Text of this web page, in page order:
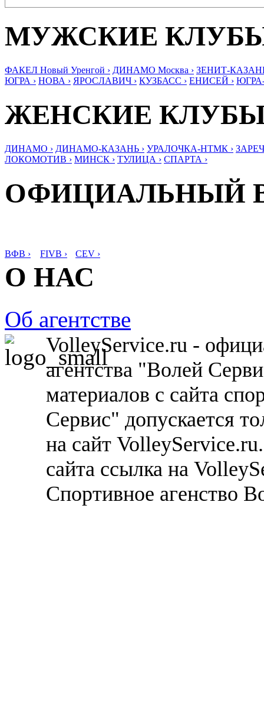
МУЖСКИЕ
ФАКЕЛ Новый Уренгой › ДИНАМО Москва › ЗЕНИТ-
ЮГРА › НОВА › ЯРОСЛАВИЧ › КУЗБАСС › ЕНИСЕЙ ›
ЖЕНСКИЕ
ДИНАМО › ДИНАМО-КАЗАНЬ › УРАЛОЧКА-НТМК ›
ЛОКОМОТИВ › МИНСК › ТУЛИЦА › СПАРТА ›
ОФИЦИАЛЬНЫЙ
ВФВ › FIVB › CEV ›
О НАС
Об агентстве
VolleyService.ru -
агентства "Волей
материалов с сайта
Сервис" допускается
на сайт
сайта ссылка на
Спортивное агенство